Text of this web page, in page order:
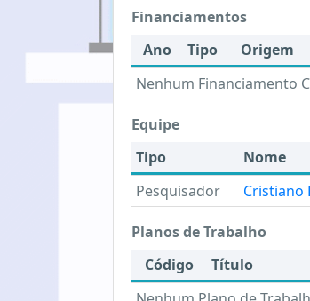
Financiamentos
Ano
Tipo Origem
Nenhum Financiamento
Equipe
Tipo
Nome
Pesquisador
Cristiano
Planos de Trabalho
Código
Título